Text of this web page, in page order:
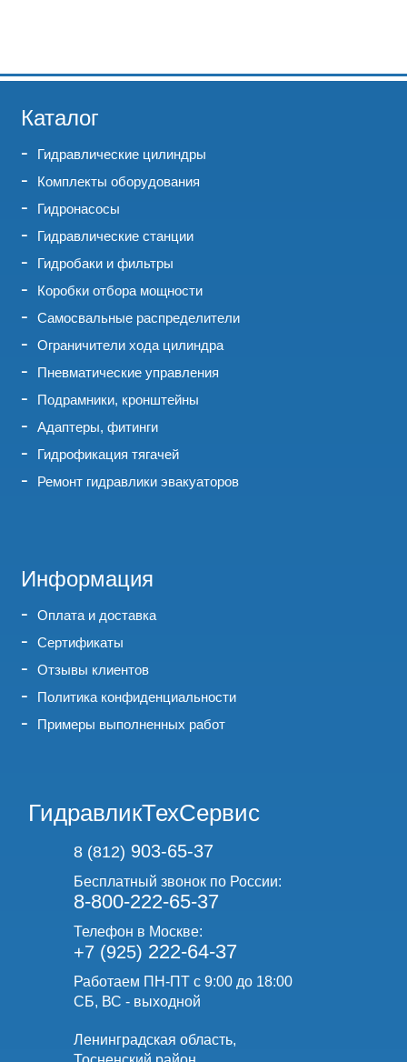
Каталог
Гидравлические цилиндры
Комплекты оборудования
Гидронасосы
Гидравлические станции
Гидробаки и фильтры
Коробки отбора мощности
Самосвальные распределители
Ограничители хода цилиндра
Пневматические управления
Подрамники, кронштейны
Адаптеры, фитинги
Гидрофикация тягачей
Ремонт гидравлики эвакуаторов
Информация
Оплата и доставка
Сертификаты
Отзывы клиентов
Политика конфиденциальности
Примеры выполненных работ
ГидравликТехСервис
8 (812) 903-65-37
Бесплатный звонок по России:
8-800-222-65-37
Телефон в Москве:
+7 (925) 222-64-37
Работаем ПН-ПТ с 9:00 до 18:00
СБ, ВС - выходной
Ленинградская область,